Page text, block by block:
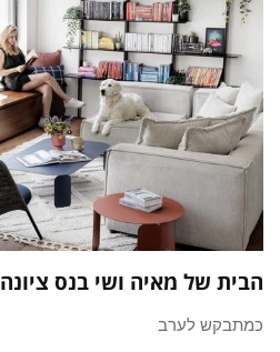
הבית של מאיה ושי בנס ציונה
כמתבקש לערב